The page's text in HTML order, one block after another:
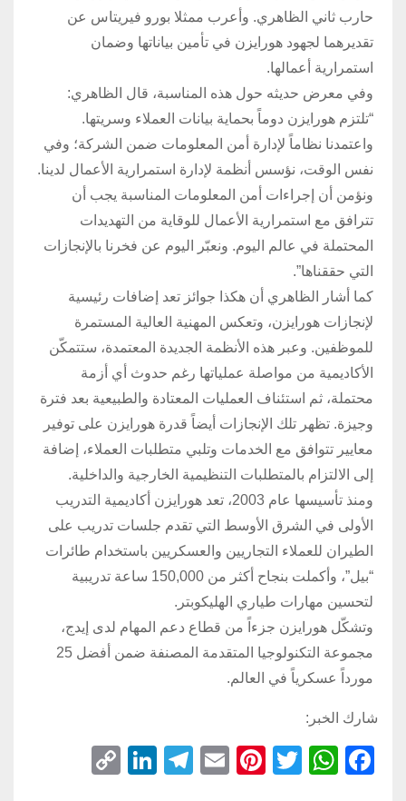
حارب ثاني الظاهري. وأعرب ممثلا بورو فيريتاس عن
تقديرهما لجهود هورايزن في تأمين بياناتها وضمان
استمرارية أعمالها.
وفي معرض حديثه حول هذه المناسبة، قال الظاهري:
“تلتزم هورايزن دوماً بحماية بيانات العملاء وسريتها.
واعتمدنا نظاماً لإدارة أمن المعلومات ضمن الشركة؛ وفي
نفس الوقت، نؤسس أنظمة لإدارة استمرارية الأعمال لدينا.
ونؤمن أن إجراءات أمن المعلومات المناسبة يجب أن
تترافق مع استمرارية الأعمال للوقاية من التهديدات
المحتملة في عالم اليوم. ونعبّر اليوم عن فخرنا بالإنجازات
التي حققناها”.
كما أشار الظاهري أن هكذا جوائز تعد إضافات رئيسية
لإنجازات هورايزن، وتعكس المهنية العالية المستمرة
للموظفين. وعبر هذه الأنظمة الجديدة المعتمدة، ستتمكّن
الأكاديمية من مواصلة عملياتها رغم حدوث أي أزمة
محتملة، ثم استئناف العمليات المعتادة والطبيعية بعد فترة
وجيزة. تظهر تلك الإنجازات أيضاً قدرة هورايزن على توفير
معايير تتوافق مع الخدمات وتلبي متطلبات العملاء، إضافة
إلى الالتزام بالمتطلبات التنظيمية الخارجية والداخلية.
ومنذ تأسيسها عام 2003، تعد هورايزن أكاديمية التدريب
الأولى في الشرق الأوسط التي تقدم جلسات تدريب على
الطيران للعملاء التجاريين والعسكريين باستخدام طائرات
“بيل”، وأكملت بنجاح أكثر من 150,000 ساعة تدريبية
لتحسين مهارات طياري الهليكوبتر.
وتشكّل هورايزن جزءاً من قطاع دعم المهام لدى إيدج،
مجموعة التكنولوجيا المتقدمة المصنفة ضمن أفضل 25
مورداً عسكرياً في العالم.
شارك الخبر:
F
W
T
Pi
E
T
Li